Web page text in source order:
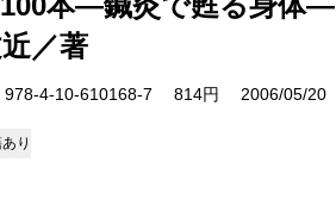
／著
4-10-610168-7 814円 2006/05/20
り